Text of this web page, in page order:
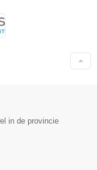
in de provincie